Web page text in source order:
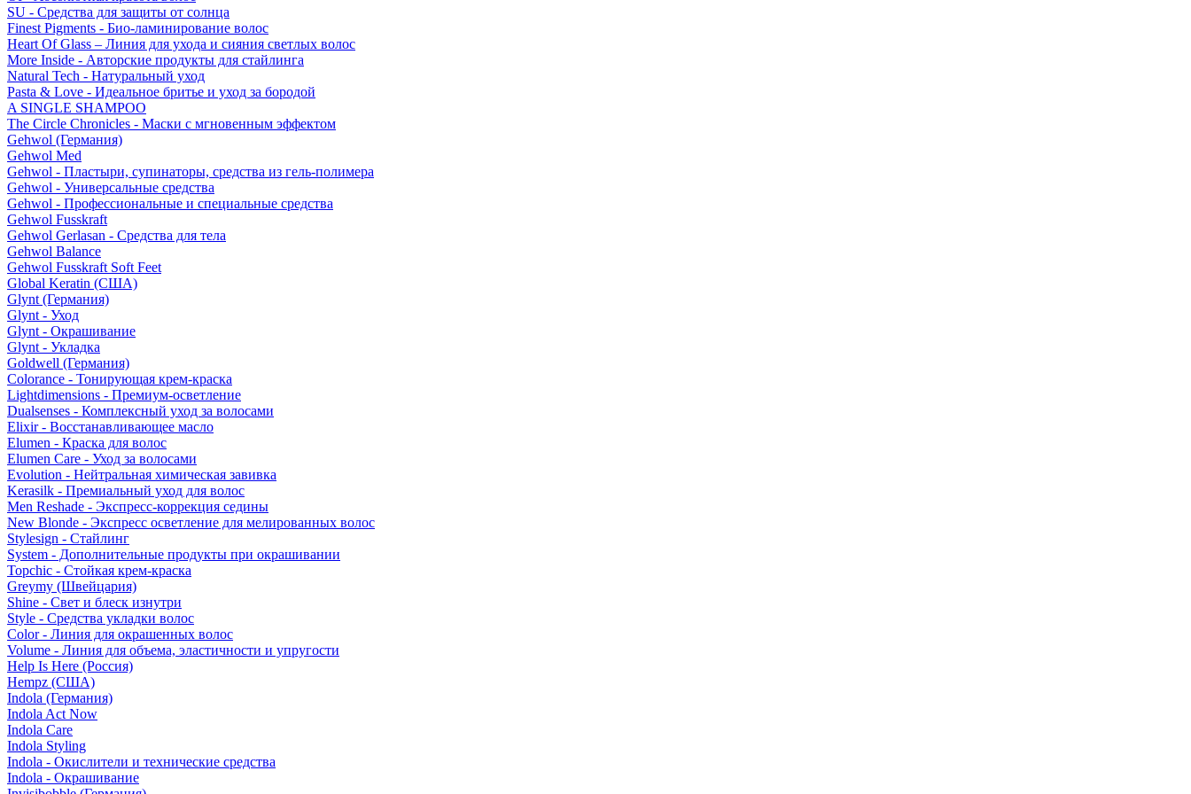
SU - Средства для защиты от солнца
Finest Pigments - Био-ламинирование волос
Heart Of Glass – Линия для ухода и сияния светлых волос
More Inside - Авторские продукты для стайлинга
Natural Tech - Натуральный уход
Pasta & Love - Идеальное бритье и уход за бородой
A SINGLE SHAMPOO
The Circle Chronicles - Маски с мгновенным эффектом
Gehwol (Германия)
Gehwol Med
Gehwol - Пластыри, супинаторы, средства из гель-полимера
Gehwol - Универсальные средства
Gehwol - Профессиональные и специальные средства
Gehwol Fusskraft
Gehwol Gerlasan - Средства для тела
Gehwol Balance
Gehwol Fusskraft Soft Feet
Global Keratin (США)
Glynt (Германия)
Glynt - Уход
Glynt - Окрашивание
Glynt - Укладка
Goldwell (Германия)
Colorance - Тонирующая крем-краска
Lightdimensions - Премиум-осветление
Dualsenses - Комплексный уход за волосами
Elixir - Восстанавливающее масло
Elumen - Краска для волос
Elumen Care - Уход за волосами
Evolution - Нейтральная химическая завивка
Kerasilk - Премиальный уход для волос
Men Reshade - Экспресс-коррекция седины
New Blonde - Экспресс осветление для мелированных волос
Stylesign - Стайлинг
System - Дополнительные продукты при окрашивании
Topchic - Стойкая крем-краска
Greymy (Швейцария)
Shine - Свет и блеск изнутри
Style - Средства укладки волос
Color - Линия для окрашенных волос
Volume - Линия для объема, эластичности и упругости
Help Is Here (Россия)
Hempz (США)
Indola (Германия)
Indola Act Now
Indola Care
Indola Styling
Indola - Окислители и технические средства
Indola - Окрашивание